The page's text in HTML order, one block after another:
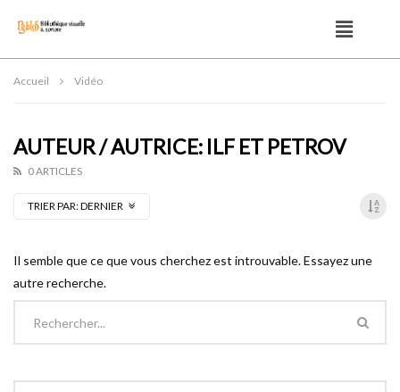
Accueil Vidéo
AUTEUR / AUTRICE: ILF ET PETROV
0 ARTICLES
TRIER PAR:DERNIER
Il semble que ce que vous cherchez est introuvable. Essayez une
autre recherche.